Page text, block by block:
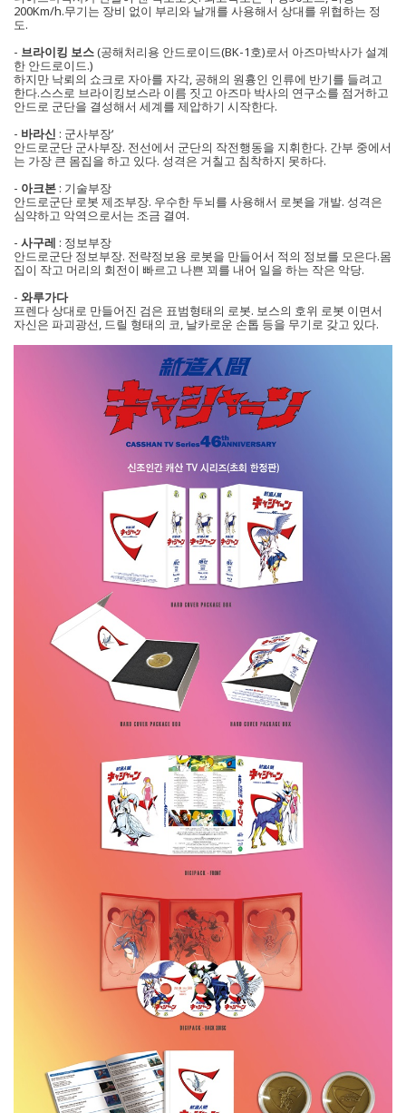
200Km/h.무기는 장비 없이 부리와 날개를 사용해서 상대를 위협하는 정
도.
- 브라이킹 보스(공해처리용 안드로이드(BK-1호)로서 아즈마박사가 설계
한 안드로이드.)
하지만 낙뢰의 쇼크로 자아를 자각, 공해의 원흉인 인류에 반기를 들려고
한다.스스로 브라이킹보스라 이름 짓고 아즈마 박사의 연구소를 점거하고
안드로 군단을 결성해서 세계를 제압하기 시작한다.
- 바라신 : 군사부장‘
안드로군단 군사부장. 전선에서 군단의 작전행동을 지휘한다. 간부 중에서
는 가장 큰 몸집을 하고 있다. 성격은 거칠고 침착하지 못하다.
- 아크본 : 기술부장
안드로군단 로봇 제조부장. 우수한 두뇌를 사용해서 로봇을 개발. 성격은
심약하고 악역으로서는 조금 결여.
- 사구레 : 정보부장
안드로군단 정보부장. 전략정보용 로봇을 만들어서 적의 정보를 모은다.몸
집이 작고 머리의 회전이 빠르고 나쁜 꾀를 내어 일을 하는 작은 악당.
- 와루가다
프렌다 상대로 만들어진 검은 표범형태의 로봇. 보스의 호위 로봇 이면서
자신은 파괴광선, 드릴 형태의 코, 날카로운 손톱 등을 무기로 갖고 있다.